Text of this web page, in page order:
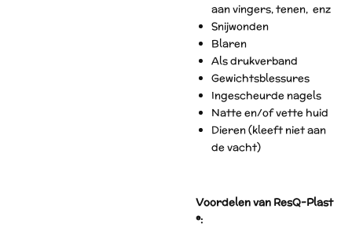
aan vingers, tenen, enz
Snijwonden
Blaren
Als drukverband
Gewichtsblessures
Ingescheurde nagels
Natte en/of vette huid
Dieren (kleeft niet aan
de vacht)
Voordelen van ResQ-Plast
®: